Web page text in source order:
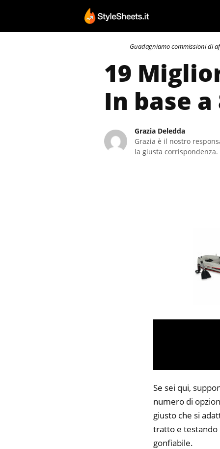
contenuto
Guadagniamo commissioni di
19
In base
Grazia Deledda
Grazia è il nostro
la giusta
Se sei qui,
numero di
giusto che si
tratto e testando
gonfiabile.